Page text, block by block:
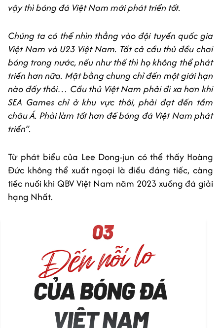
vậy thì bóng đá Việt Nam mới phát triển tốt.
Chúng ta có thể nhìn thẳng vào đội tuyển quốc gia
Việt Nam và U23 Việt Nam. Tất cả cầu thủ đều chơi
bóng trong nước, nếu như thế thì họ không thể phát
triển hơn nữa. Mặt bằng chung chỉ đến một giới hạn
nào đấy thôi… Cầu thủ Việt Nam phải đi xa hơn khi
SEA Games chỉ ở khu vực thôi, phải đạt đến tầm
châu Á. Phải làm tốt hơn để bóng đá Việt Nam phát
triển”.
Từ phát biểu của Lee Dong-jun có thể thấy Hoàng
Đức không thể xuất ngoại là điều đáng tiếc, càng
tiếc nuối khi QBV Việt Nam năm 2023 xuống đá giải
hạng Nhất.